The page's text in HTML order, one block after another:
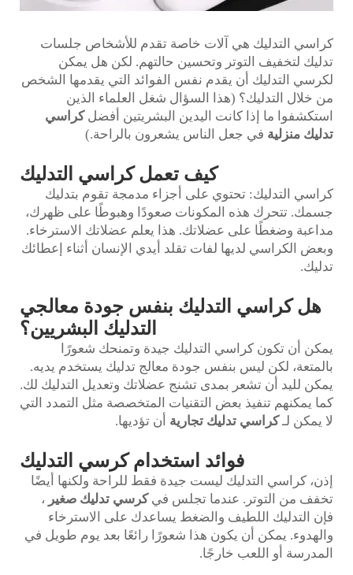
كراسي التدليك هي آلات خاصة تقدم للأشخاص جلسات
تدليك لتخفيف التوتر وتحسين حالتهم. لكن هل يمكن
لكرسي التدليك أن يقدم نفس الفوائد التي يقدمها الشخص
من خلال التدليك؟ (هذا السؤال شغل العلماء الذين
استكشفوا ما إذا كانت اليدين البشريتين أفضلكراسي
تدليك منزلية في جعل الناس يشعرون بالراحة.)
كيف تعمل كراسي التدليك
كراسي التدليك: تحتوي على أجزاء مدمجة تقوم بتدليك
جسمك. تتحرك هذه المكونات صعودًا وهبوطًا على ظهرك،
مداعبة وضغطًا على عضلاتك. هذا يعلم عضلاتك الاسترخاء.
وبعض الكراسي لديها لفات تقلد أيدي الإنسان أثناء إعطائك
تدليك.
هل كراسي التدليك بنفس جودة معالجي
التدليك البشريين؟
يمكن أن تكون كراسي التدليك جيدة وتمنحك شعورًا
بالمتعة، لكن ليس بنفس جودة معالج تدليك يستخدم يديه.
يمكن لليد أن تشعر بمدى تشنج عضلاتك وتعديل التدليك لك.
كما يمكنهم تنفيذ بعض التقنيات المتخصصة مثل التمدد التي
لا يمكن لـكراسي تدليك تجارية أن تؤديها.
فوائد استخدام كرسي التدليك
إذن، كراسي التدليك ليست جيدة فقط للراحة ولكنها أيضًا
تخفف من التوتر. عندما تجلس فيكرسي تدليك صغير ،
فإن التدليك اللطيف والضغط يساعدك على الاسترخاء
والهدوء. يمكن أن يكون هذا شعورًا رائعًا بعد يوم طويل في
المدرسة أو اللعب خارجًا.